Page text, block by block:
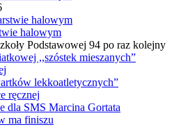
halowym
Podstawowej 94 po raz kolejny
,,szóstek mieszanych”
lekkoatletycznych”
ręcznej
dla SMS Marcina Gortata
ma finiszu